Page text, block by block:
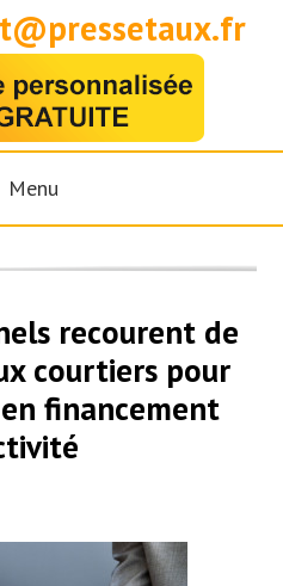
Menu
recourent de
courtiers pour
financement